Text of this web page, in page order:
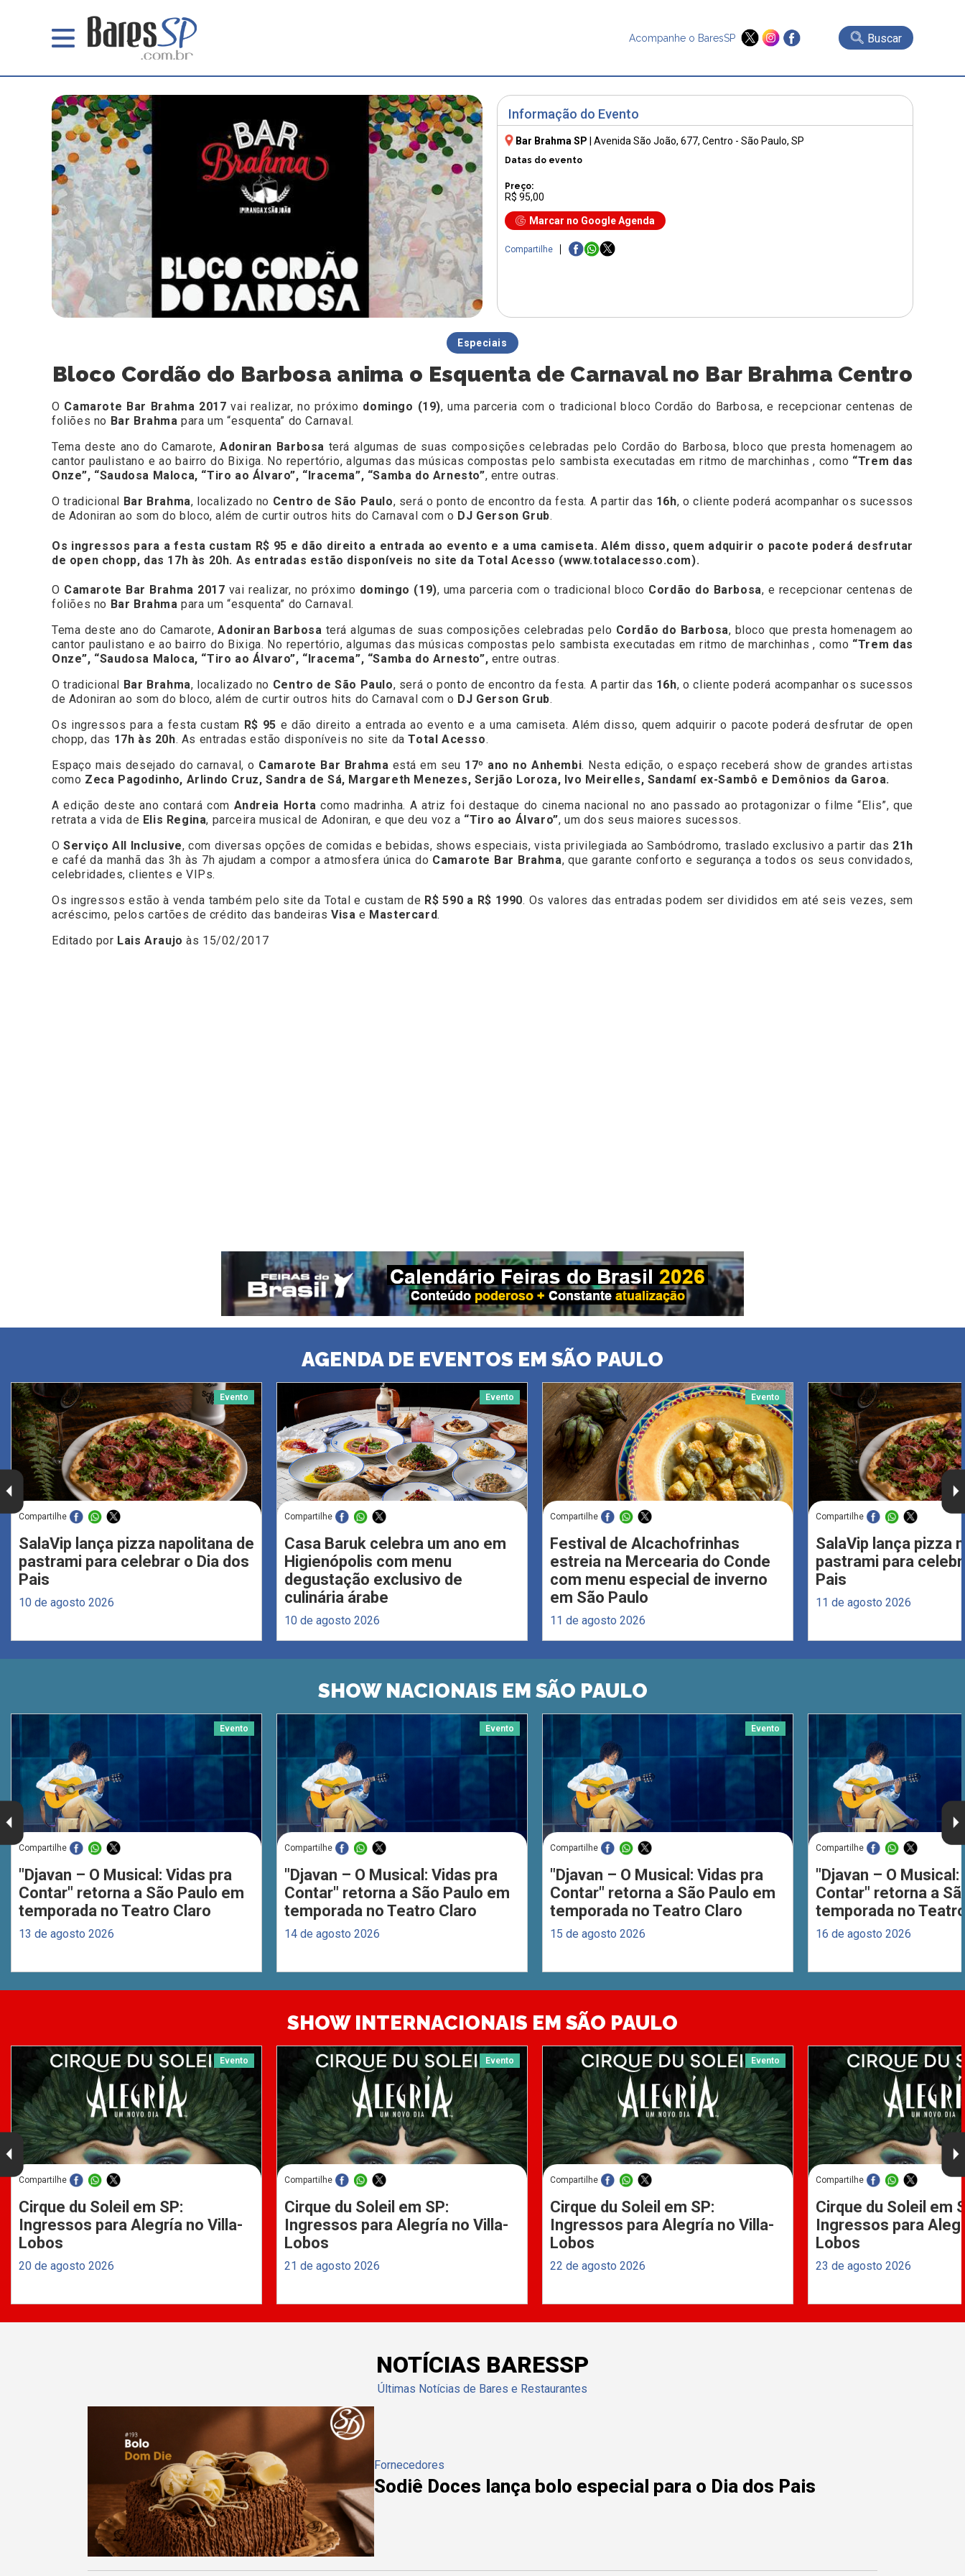
Acompanhe o BaresSP Buscar
Informação do Evento
Bar Brahma SP Avenida São João, 677, Centro - São Paulo, SP
Datas do evento
Preço:
R$ 95,00
Marcar no Google Agenda
Compartilhe
Especiais
Bloco Cordão do Barbosa anima o Esquenta de Carnaval no Bar Brahma Centro
O Camarote Bar Brahma 2017 vai realizar, no próximo domingo (19), uma parceria com o tradicional bloco Cordão do Barbosa, e recepcionar centenas de
foliões no Bar Brahmapara um “esquenta” do Carnaval.
Tema deste ano do Camarote,Adoniran Barbosa terá algumas de suas composições celebradas pelo Cordão do Barbosa, bloco que presta homenagem ao
cantor paulistano e ao bairro do Bixiga. No repertório, algumas das músicas compostas pelo sambista executadas em ritmo de marchinhas , como “Trem das
Onze”, “Saudosa Maloca, “Tiro ao Álvaro”, “Iracema”, “Samba do Arnesto”, entre outras.
O tradicional
Bar Brahma, localizado no Centro de São Paulo, será o ponto de encontro da festa. A partir das 16h, o cliente poderá acompanhar os sucessos
de Adoniran ao som do bloco, além de curtir outros hits do Carnaval com o DJ Gerson Grub.
Os ingressos para a festa custam R$ 95 e dão direito a entrada ao evento e a uma camiseta. Além disso, quem adquirir o pacote poderá desfrutar
de open chopp, das 17h às 20h. As entradas estão disponíveis no site da Total Acesso (www.totalacesso.com).
O Camarote Bar Brahma 2017 vai realizar, no próximo domingo (19), uma parceria com o tradicional bloco Cordão do Barbosa, e recepcionar centenas de
foliões no Bar Brahma para um “esquenta” do Carnaval.
Tema deste ano do Camarote,Adoniran Barbosa terá algumas de suas composições celebradas pelo Cordão do Barbosa, bloco que presta homenagem ao
cantor paulistano e ao bairro do Bixiga. No repertório, algumas das músicas compostas pelo sambista executadas em ritmo de marchinhas , como “Trem das
Onze”, “Saudosa Maloca, “Tiro ao Álvaro”, “Iracema”, “Samba do Arnesto”, entre outras.
O tradicional Bar Brahma, localizado no Centro de São Paulo, será o ponto de encontro da festa. A partir das 16h, o cliente poderá acompanhar os sucessos
de Adoniran ao som do bloco, além de curtir outros hits do Carnaval com o DJ Gerson Grub.
Os ingressos para a festa custam R$ 95 e dão direito a entrada ao evento e a uma camiseta. Além disso, quem adquirir o pacote poderá desfrutar de open
chopp, das 17h às 20h. As entradas estão disponíveis no site daTotal Acesso.
Espaço mais desejado do carnaval, o Camarote Bar Brahma está em seu 17º ano no Anhembi. Nesta edição, o espaço receberá show de grandes artistas
como Zeca Pagodinho, Arlindo Cruz, Sandra de Sá, Margareth Menezes, Serjão Loroza, Ivo Meirelles, Sandamí ex-Sambô e Demônios da Garoa.
A edição deste ano contará com Andreia Horta como madrinha. A atriz foi destaque do cinema nacional no ano passado ao protagonizar o filme “Elis”, que
retrata a vida de Elis Regina, parceira musical de Adoniran, e que deu voz a “Tiro ao Álvaro”, um dos seus maiores sucessos.
OServiço All Inclusive, com diversas opções de comidas e bebidas, shows especiais, vista privilegiada ao Sambódromo, traslado exclusivo a partir das 21h
e café da manhã das 3h às 7h ajudam a compor a atmosfera única do Camarote Bar Brahma, que garante conforto e segurança a todos os seus convidados,
celebridades, clientes e VIPs.
Os ingressos estão à venda também pelo site da Total e custam de R$ 590 a R$ 1990. Os valores das entradas podem ser divididos em até seis vezes, sem
acréscimo, pelos cartões de crédito das bandeiras Visae Mastercard.
Editado por Lais Araujo às 15/02/2017
AGENDA DE EVENTOS EM SÃO PAULO
Evento
Compartilhe
SalaVip lança pizza napolitana de
pastrami para celebrar o Dia dos
Pais
10 de agosto 2026
Evento
Compartilhe
Casa Baruk celebra um ano em
Higienópolis com menu
degustação exclusivo de
culinária árabe
10 de agosto 2026
Evento
Compartilhe
Festival de Alcachofrinhas
estreia na Mercearia do Conde
com menu especial de inverno
em São Paulo
11 de agosto 2026
Compartilhe
SalaVip lança pizza
pastrami para
Pais
11 de agosto 2026
SHOW NACIONAIS EM SÃO PAULO
Evento
Compartilhe
"Djavan – O Musical: Vidas pra
Contar" retorna a São Paulo em
temporada no Teatro Claro
13 de agosto 2026
Evento
Compartilhe
"Djavan – O Musical: Vidas pra
Contar" retorna a São Paulo em
temporada no Teatro Claro
14 de agosto 2026
Evento
Compartilhe
"Djavan – O Musical: Vidas pra
Contar" retorna a São Paulo em
temporada no Teatro Claro
15 de agosto 2026
Compartilhe
"Djavan – O Musical:
Contar" retorna a
temporada no
16 de agosto 2026
SHOW INTERNACIONAIS EM SÃO PAULO
Evento
Compartilhe
Cirque du Soleil em SP:
Ingressos para Alegría no Villa-
Lobos
20 de agosto 2026
Evento
Compartilhe
Cirque du Soleil em SP:
Ingressos para Alegría no Villa-
Lobos
21 de agosto 2026
Evento
Compartilhe
Cirque du Soleil em SP:
Ingressos para Alegría no Villa-
Lobos
22 de agosto 2026
Compartilhe
Cirque du Soleil em
Ingressos para
Lobos
23 de agosto 2026
NOTÍCIAS BARESSP
Últimas Notícias de Bares e Restaurantes
Fornecedores
Sodiê Doces lança bolo especial para o Dia dos Pais